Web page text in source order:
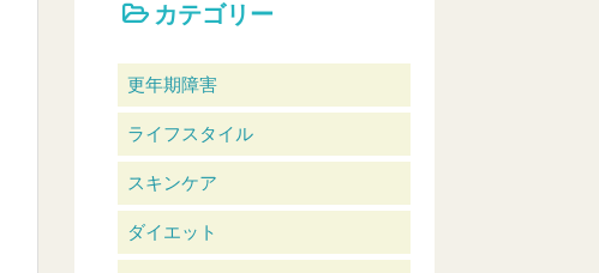
カテゴリー
更年期障害
ライフスタイル
スキンケア
ダイエット